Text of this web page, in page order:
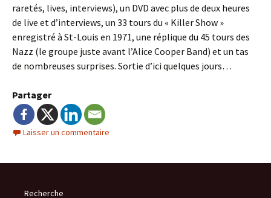
raretés, lives, interviews), un DVD avec plus de deux heures
de live et d’interviews, un 33 tours du « Killer Show »
enregistré à St-Louis en 1971, une réplique du 45 tours des
Nazz (le groupe juste avant l’Alice Cooper Band) et un tas
de nombreuses surprises. Sortie d’ici quelques jours…
Partager
Laisser un commentaire
Recherche